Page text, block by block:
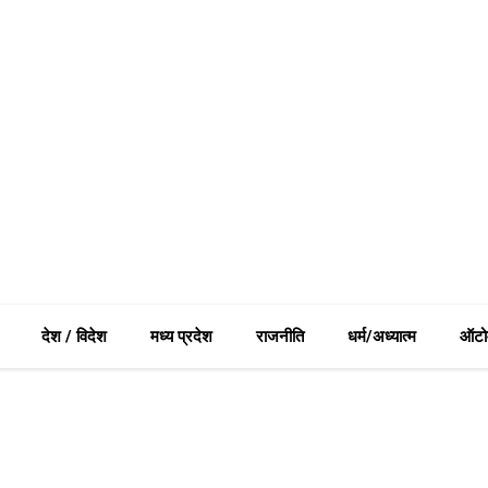
देश / विदेश मध्य प्रदेश राजनीति धर्म/अध्यात्म